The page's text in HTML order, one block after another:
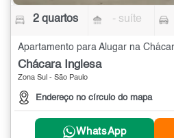
2 quartos - suíte
Chácara Inglesa
Zona Sul - São Paulo
Endereço no círculo do mapa
WhatsApp